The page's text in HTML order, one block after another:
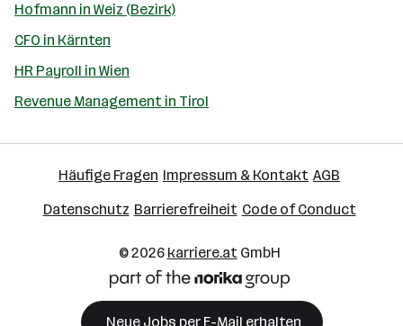
Hofmann in Weiz (Bezirk)
CFO in Kärnten
HR Payroll in Wien
Revenue Management in Tirol
Häufige Fragen Impressum & Kontakt AGB
Datenschutz Barrierefreiheit Code of Conduct
© 2026 karriere.atGmbH
Neue Jobs per E-Mail erhalten